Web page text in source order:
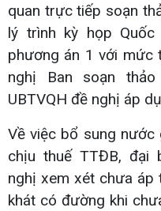
quan trực tiếp soạn
lý trình kỳ họp
phương án 1 với mức
nghị Ban soạn
UBTVQH đề nghị áp
Về việc bổ sung nước
chịu thuế TTĐB, đại
nghị xem xét chưa
khát có đường khi